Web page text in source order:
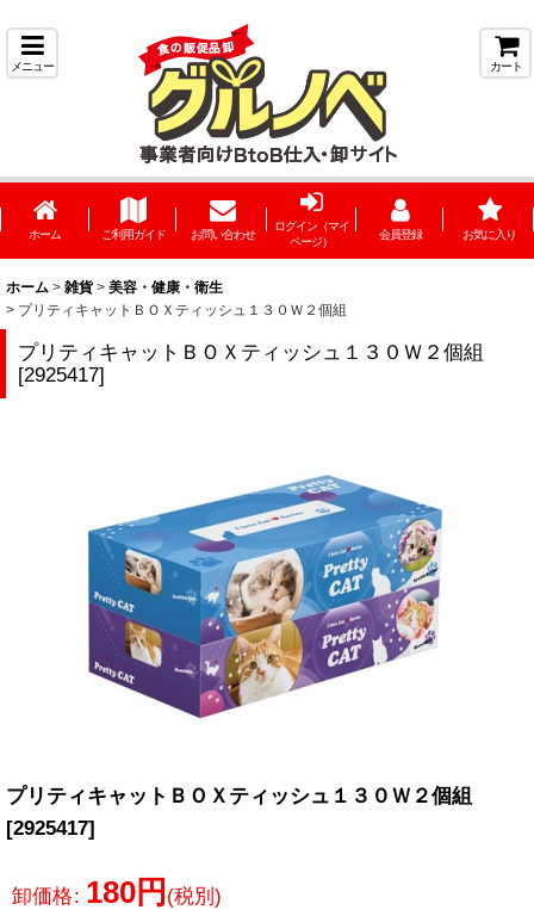
メニュー カート
ホーム ご利用ガイド お問い合わせ
ログイン（マイ
ページ）
会員登録 お気に入り
ホーム > 雑貨 > 美容・健康・衛生
> プリティキャットＢＯＸティッシュ１３０Ｗ２個組
プリティキャットＢＯＸティッシュ１３０Ｗ２個組
[2925417]
プリティキャットＢＯＸティッシュ１３０Ｗ２個組
[2925417]
卸価格: 180円 (税別)